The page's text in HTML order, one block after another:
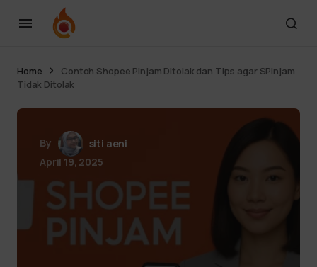
Home
Contoh Shopee Pinjam Ditolak dan Tips agar SPinjam
Tidak Ditolak
By
siti aeni
April 19, 2025